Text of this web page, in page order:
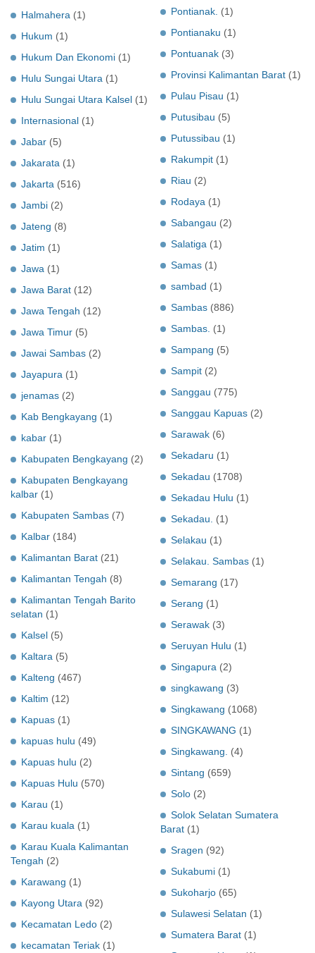
Halmahera (1)
Hukum (1)
Hukum Dan Ekonomi (1)
Hulu Sungai Utara (1)
Hulu Sungai Utara Kalsel (1)
Internasional (1)
Jabar (5)
Jakarata (1)
Jakarta (516)
Jambi (2)
Jateng (8)
Jatim (1)
Jawa (1)
Jawa Barat (12)
Jawa Tengah (12)
Jawa Timur (5)
Jawai Sambas (2)
Jayapura (1)
jenamas (2)
Kab Bengkayang (1)
kabar (1)
Kabupaten Bengkayang (2)
Kabupaten Bengkayang
kalbar (1)
Kabupaten Sambas (7)
Kalbar (184)
Kalimantan Barat (21)
Kalimantan Tengah (8)
Kalimantan Tengah Barito
selatan (1)
Kalsel (5)
Kaltara (5)
Kalteng (467)
Kaltim (12)
Kapuas (1)
kapuas hulu (49)
Kapuas hulu (2)
Kapuas Hulu (570)
Karau (1)
Karau kuala (1)
Karau Kuala Kalimantan
Tengah (2)
Karawang (1)
Kayong Utara (92)
Kecamatan Ledo (2)
kecamatan Teriak (1)
Pontianak. (1)
Pontianaku (1)
Pontuanak (3)
Provinsi Kalimantan Barat (1)
Pulau Pisau (1)
Putusibau (5)
Putussibau (1)
Rakumpit (1)
Riau (2)
Rodaya (1)
Sabangau (2)
Salatiga (1)
Samas (1)
sambad (1)
Sambas (886)
Sambas. (1)
Sampang (5)
Sampit (2)
Sanggau (775)
Sanggau Kapuas (2)
Sarawak (6)
Sekadaru (1)
Sekadau (1708)
Sekadau Hulu (1)
Sekadau.
(1)
Selakau (1)
Selakau. Sambas (1)
Semarang (17)
Serang (1)
Serawak (3)
Seruyan Hulu (1)
Singapura (2)
singkawang (3)
Singkawang (1068)
SINGKAWANG (1)
Singkawang.
(4)
Sintang (659)
Solo (2)
Solok Selatan Sumatera
Barat (1)
Sragen (92)
Sukabumi (1)
Sukoharjo (65)
Sulawesi Selatan (1)
Sumatera Barat (1)